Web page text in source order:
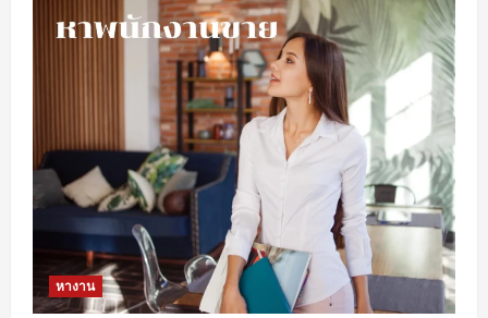
ดี
ใน
การ
งานprogrammerเพื่อ
ประสิทธิภาพ
หางาน